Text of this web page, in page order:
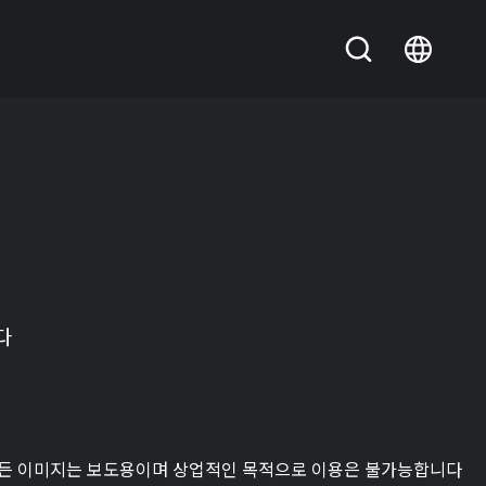
이미지는 보도용이며 상업적인 목적으로 이용은 불가능합니다